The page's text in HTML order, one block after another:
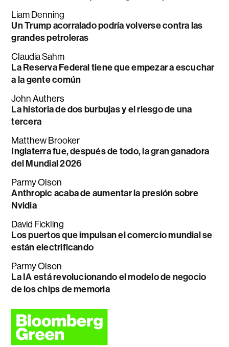
Liam Denning
Un Trump acorralado podría volverse contra las
grandes petroleras
Claudia Sahm
La Reserva Federal tiene que empezar a escuchar
a la gente común
John Authers
La historia de dos burbujas y el riesgo de una
tercera
Matthew Brooker
Inglaterra fue, después de todo, la gran ganadora
del Mundial 2026
Parmy Olson
Anthropic acaba de aumentar la presión sobre
Nvidia
David Fickling
Los puertos que impulsan el comercio mundial se
están electrificando
Parmy Olson
La IA está revolucionando el modelo de negocio
de los chips de memoria